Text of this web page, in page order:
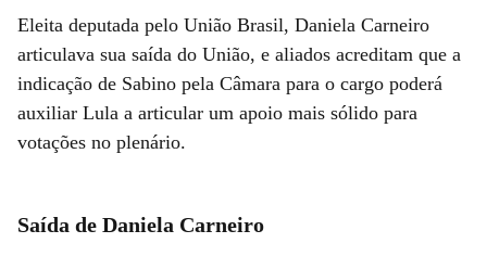
Eleita deputada pelo União Brasil, Daniela Carneiro
articulava sua saída do União, e aliados acreditam que a
indicação de Sabino pela Câmara para o cargo poderá
auxiliar Lula a articular um apoio mais sólido para
votações no plenário.
Saída de Daniela Carneiro